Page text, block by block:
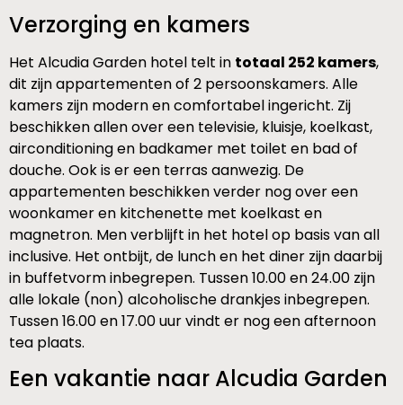
Verzorging en kamers
Het Alcudia Garden hotel telt in totaal 252 kamers,
dit zijn appartementen of 2 persoonskamers. Alle
kamers zijn modern en comfortabel ingericht. Zij
beschikken allen over een televisie, kluisje, koelkast,
airconditioning en badkamer met toilet en bad of
douche. Ook is er een terras aanwezig. De
appartementen beschikken verder nog over een
woonkamer en kitchenette met koelkast en
magnetron. Men verblijft in het hotel op basis van all
inclusive. Het ontbijt, de lunch en het diner zijn daarbij
in buffetvorm inbegrepen. Tussen 10.00 en 24.00 zijn
alle lokale (non) alcoholische drankjes inbegrepen.
Tussen 16.00 en 17.00 uur vindt er nog een afternoon
tea plaats.
Een vakantie naar Alcudia Garden